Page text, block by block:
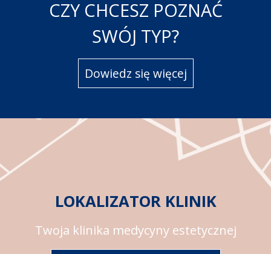
CZY CHCESZ POZNAĆ
SWÓJ TYP?
Dowiedz się więcej
LOKALIZATOR KLINIK
Twoja klinika medycyny estetycznej